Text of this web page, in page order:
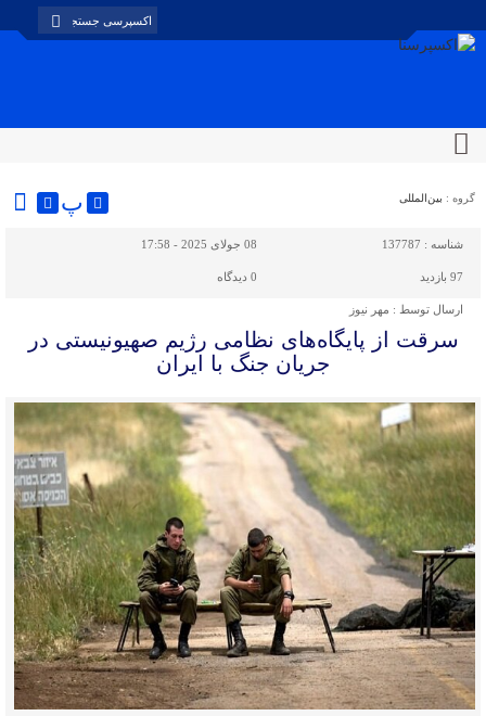
گروه : بین‌المللی پ
شناسه : 137787 08 جولای 2025 - 17:58
97 بازدید 0 دیدگاه
ارسال توسط : مهر نیوز
سرقت از پایگاه‌های نظامی رژیم صهیونیستی در
جریان جنگ با ایران